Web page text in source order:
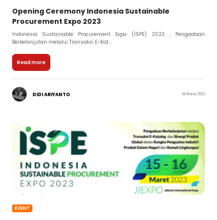
Opening Ceremony Indonesia Sustainable
Procurement Expo 2023
Indonesia Sustainable Procurement Expo (ISPE) 2023 , Pengadaan
Berkelanjutan melalui Transaksi E-Kat...
Read more
DIDI ARIYANTO 16 Maret 2023
EVENT